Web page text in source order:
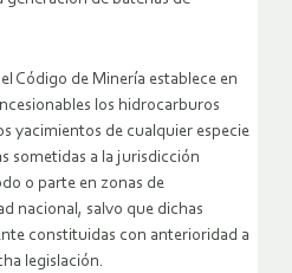
Código de Minería establece en
los hidrocarburos
yacimientos de cualquier especie
sometidas a la jurisdicción
o parte en zonas de
nacional, salvo que dichas
constituidas con anterioridad a
legislación.